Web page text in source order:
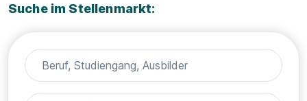
Suche im Stellenmarkt: